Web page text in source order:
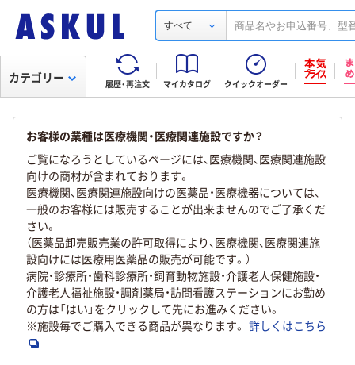
すべて
履歴・再注文 マイカタログ クイックオーダー
カテゴリー
お客様の業種は医療機関・医療関連施設ですか？
ご覧になろうとしているページには、医療機関、医療関連施設
向けの商材が含まれております。
医療機関、医療関連施設向けの医薬品・医療機器については、
一般のお客様には販売することが出来ませんのでご了承くだ
さい。
（医薬品卸売販売業の許可取得により、医療機関、医療関連施
設向けには医療用医薬品の販売が可能です。）
病院・診療所・歯科診療所・飼育動物施設・介護老人保健施設・
介護老人福祉施設・調剤薬局・訪問看護ステーションにお勤め
の方は「はい」をクリックして先にお進みください。
※施設毎でご購入できる商品が異なります。 詳しくはこちら